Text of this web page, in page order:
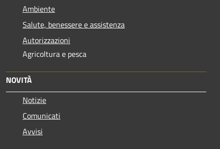
Ambiente
Salute, benessere e assistenza
Autorizzazioni
Agricoltura e pesca
NOVITÀ
Notizie
Comunicati
Avvisi